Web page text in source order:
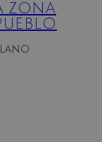
ZONA